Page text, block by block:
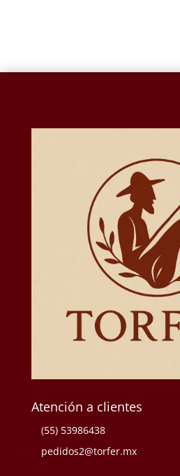
Atención a clientes
(55) 53986438
pedidos2@torfer.mx